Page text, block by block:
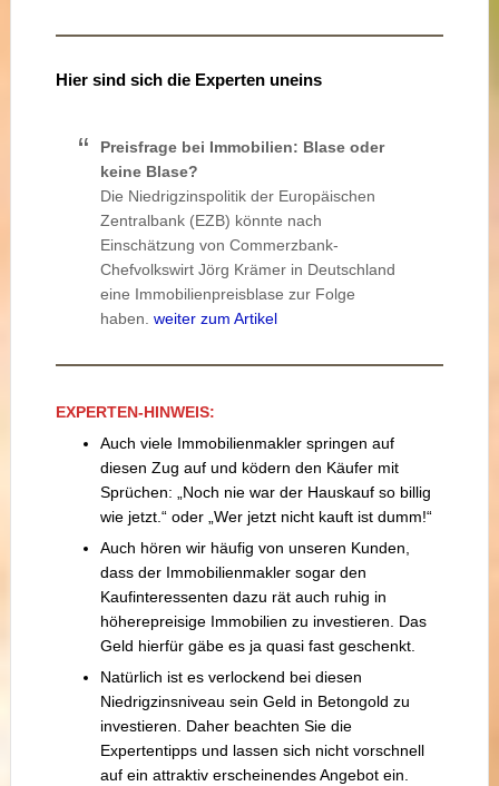
Hier sind sich die Experten uneins
Preisfrage bei Immobilien: Blase oder
keine Blase?
Die Niedrigzinspolitik der Europäischen
Zentralbank (EZB) könnte nach
Einschätzung von Commerzbank-
Chefvolkswirt Jörg Krämer in Deutschland
eine Immobilienpreisblase zur Folge
haben. weiter zum Artikel
EXPERTEN-HINWEIS:
Auch viele Immobilienmakler springen auf
diesen Zug auf und ködern den Käufer mit
Sprüchen: „Noch nie war der Hauskauf so billig
wie jetzt.“ oder „Wer jetzt nicht kauft ist dumm!“
Auch hören wir häufig von unseren Kunden,
dass der Immobilienmakler sogar den
Kaufinteressenten dazu rät auch ruhig in
höherepreisige Immobilien zu investieren. Das
Geld hierfür gäbe es ja quasi fast geschenkt.
Natürlich ist es verlockend bei diesen
Niedrigzinsniveau sein Geld in Betongold zu
investieren. Daher beachten Sie die
Expertentipps und lassen sich nicht vorschnell
auf ein attraktiv erscheinendes Angebot ein.